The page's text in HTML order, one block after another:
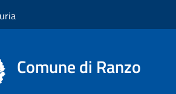
Comune di Ranzo